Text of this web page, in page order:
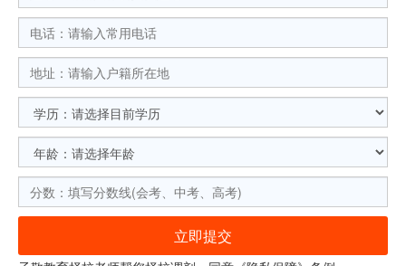
立即提交